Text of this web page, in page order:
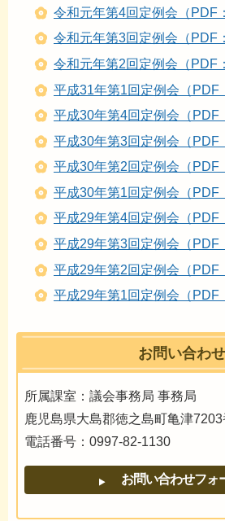
令和元年第4回定例会（PDF
令和元年第3回定例会（PDF
令和元年第2回定例会（PDF
平成31年第1回定例会（PDF
平成30年第4回定例会（PDF
平成30年第3回定例会（PDF
平成30年第2回定例会（PDF
平成30年第1回定例会（PDF
平成29年第4回定例会（PDF
平成29年第3回定例会（PDF
平成29年第2回定例会（PDF
平成29年第1回定例会（PDF
お問い合わせ
所属課室：議会事務局 事務局
鹿児島県大島郡徳之島町亀津
電話番号：0997-82-1130